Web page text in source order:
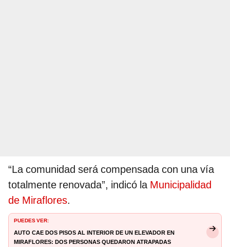
“La comunidad será compensada con una vía
totalmente renovada”, indicó la Municipalidad
de Miraflores.
PUEDES VER:
Auto cae dos pisos al interior de un elevador en
Miraflores: dos personas quedaron atrapadas